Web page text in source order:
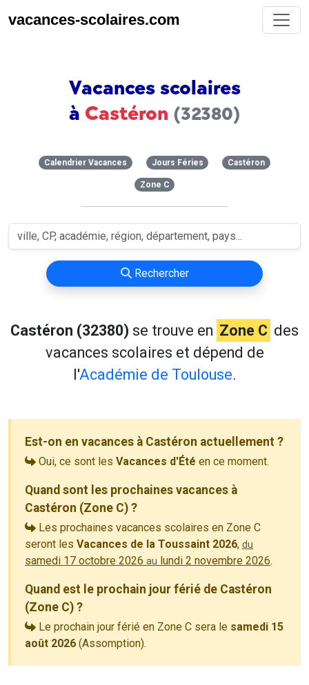
vacances-scolaires.com
Vacances scolaires
à Castéron (32380)
Calendrier Vacances Jours Féries Castéron
Zone C
Rechercher
Castéron (32380) se trouve en Zone C des
vacances scolaires et dépend de
l'Académie de Toulouse.
Est-on en vacances à Castéron actuellement ?
Oui, ce sont les Vacances d'Été en ce moment.
Quand sont les prochaines vacances à
Castéron (Zone C) ?
Les prochaines vacances scolaires en Zone C
seront les Vacances de la Toussaint 2026, du
samedi 17 octobre 2026 au lundi 2 novembre 2026.
Quand est le prochain jour férié de Castéron
(Zone C) ?
Le prochain jour férié en Zone C sera le samedi 15
août 2026 (Assomption).